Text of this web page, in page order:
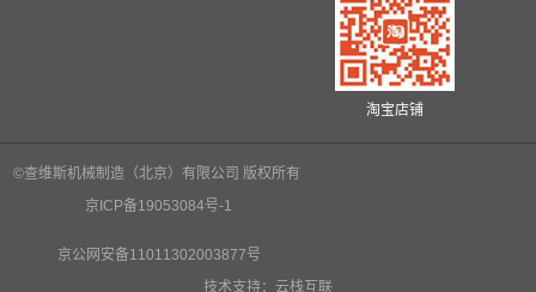
淘宝店铺
©查维斯机械制造（北京）有限公司 版权所有
京ICP备19053084号-1
京公网安备11011302003877号
技术支持：云栈互联